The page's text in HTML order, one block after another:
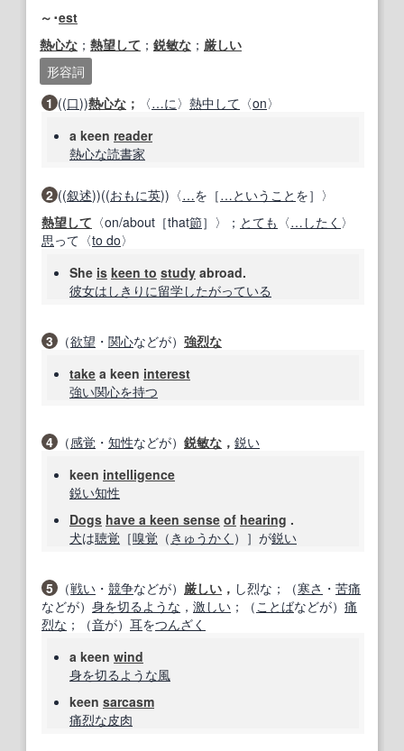
～･est
熱心な ； 熱望して ； 鋭敏な ； 厳しい
形容詞
1 ((口))熱心な ； 〈…に〉 熱中して 〈on〉
a keen reader
熱心な読書家
2 ((叙述))((おもに英))〈…を［…ということ を］〉
熱望して 〈on/about［that節］〉； とても 〈… したく 〉
思って〈to do〉
She is keen to study abroad.
彼女は しきりに留学したがっている
3 （欲望 ・ 関心などが） 強烈な
take a keen interest
強い関心を持つ
4 （感覚 ・ 知性などが） 鋭敏な ， 鋭い
keen intelligence
鋭い知性
Dogs have a keen sense of hearing .
犬は聴覚 ［嗅覚 （ きゅうかく ）］が鋭い
5 （戦い ・ 競争などが） 厳しい ， し烈な；（寒さ ・ 苦痛
などが） 身を切るような ， 激しい ；（ことばなどが） 痛
烈な ；（音が） 耳をつんざく
a keen wind
身を切るような風
keen sarcasm
痛烈な皮肉